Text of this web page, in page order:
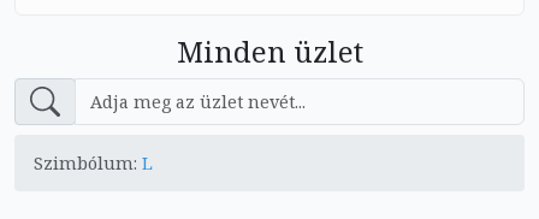
Minden üzlet
Szimbólum: L